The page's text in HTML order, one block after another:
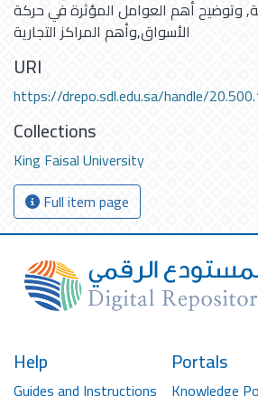
وتوضيح أهم العوامل المؤثرة في حركة
الأسواق,وأهم المراكز التجارية
URI
https://drepo.sdl.edu.sa/handle/
Collections
King Faisal University
Full item page
Help
Guides and Instructions
Portals
Knowledge